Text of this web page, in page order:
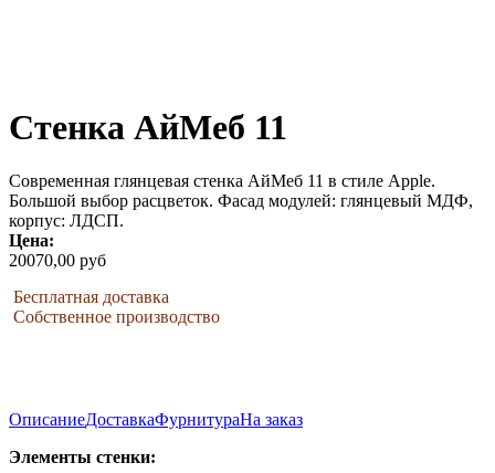
Стенка АйМеб 11
Современная глянцевая стенка АйМеб 11 в стиле Apple.
Большой выбор расцветок. Фасад модулей: глянцевый МДФ,
корпус: ЛДСП.
Цена:
20070,00 руб
Бесплатная доставка
Собственное производство
ОписаниеДоставкаФурнитураНа заказ
Элементы стенки: